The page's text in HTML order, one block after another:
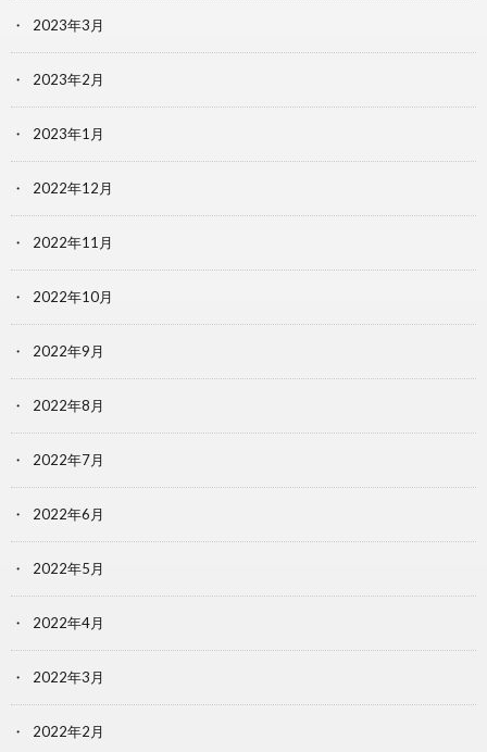
2023年3月
2023年2月
2023年1月
2022年12月
2022年11月
2022年10月
2022年9月
2022年8月
2022年7月
2022年6月
2022年5月
2022年4月
2022年3月
2022年2月